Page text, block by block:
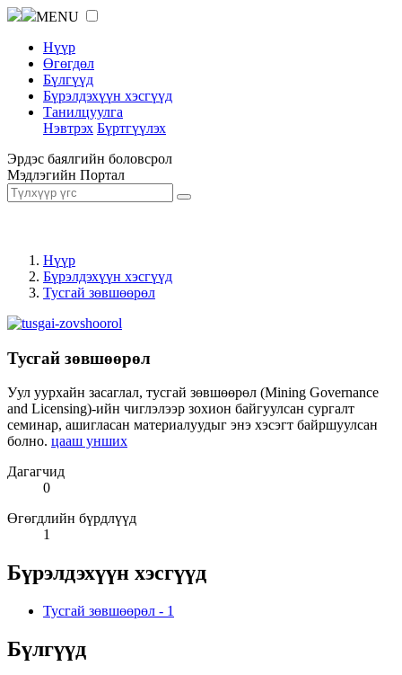
MENU
Нүүр
Өгөгдөл
Бүлгүүд
Бүрэлдэхүүн хэсгүүд
Танилцуулга
Нэвтрэх Бүртгүүлэх
Эрдэс баялгийн боловсрол
Мэдлэгийн Портал
Нүүр
Бүрэлдэхүүн хэсгүүд
Тусгай зөвшөөрөл
Тусгай зөвшөөрөл
Уул уурхайн засаглал, тусгай зөвшөөрөл (Mining Governance
and Licensing)-ийн чиглэлээр зохион байгуулсан сургалт
семинар, ашигласан материалуудыг энэ хэсэгт байршуулсан
болно. цааш унших
Дагагчид
0
Өгөгдлийн бүрдлүүд
1
Бүрэлдэхүүн хэсгүүд
Тусгай зөвшөөрөл - 1
Бүлгүүд